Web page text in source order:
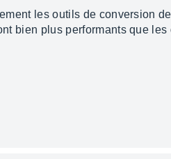
les outils de conversion
bien plus performants que